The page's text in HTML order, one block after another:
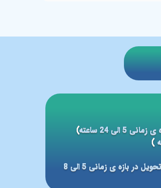
)
)
مبلغ ارسال بر مبنای شهر مقصد بین 59 الی 79 هزار تومان متغیر بوده، تحویل در بازه ی زمانی 5 الی 8